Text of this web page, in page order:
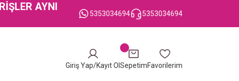
AYNI
5353034694 5353034694
Giriş Yap/Kayıt Ol SepetimFavorilerim